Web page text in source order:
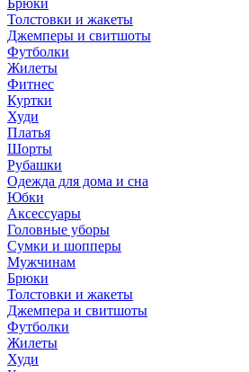
Брюки
Толстовки и жакеты
Джемперы и свитшоты
Футболки
Жилеты
Фитнес
Куртки
Худи
Платья
Шорты
Рубашки
Одежда для дома и сна
Юбки
Аксессуары
Головные уборы
Сумки и шопперы
Мужчинам
Брюки
Толстовки и жакеты
Джемпера и свитшоты
Футболки
Жилеты
Худи